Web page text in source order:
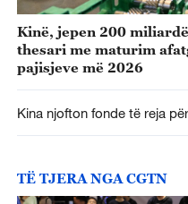
Kinë, jepen 200
thesari me maturim
pajisjeve më 2026
Kina njofton fonde të reja
TË TJERA NGA CGTN